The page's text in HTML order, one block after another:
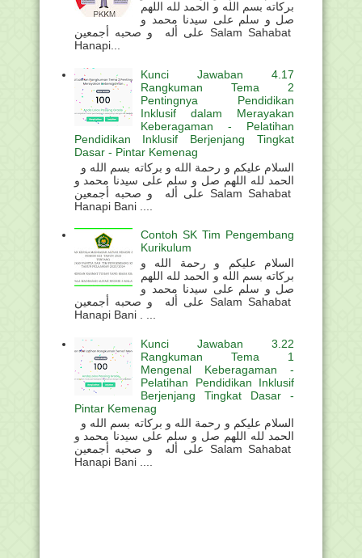
بركاته بسم الله و الحمد لله اللهم
صل و سلم على سيدنا محمد و
على أله و صحبه أجمعين Salam Sahabat
Hanapi...
Kunci Jawaban 4.17
Rangkuman Tema 2
Pentingnya Pendidikan
Inklusif dalam Merayakan
Keberagaman - Pelatihan
Pendidikan Inklusif Berjenjang Tingkat
Dasar - Pintar Kemenag
الحمد لله اللهم صل و سلم على سيدنا محمد و
على أله و صحبه أجمعين Salam Sahabat
Hanapi Bani ....
Contoh SK Tim Pengembang
Kurikulum
السلام عليكم و رحمة الله و
بركاته بسم الله و الحمد لله اللهم
صل و سلم على سيدنا محمد و
على أله و صحبه أجمعين Salam Sahabat
Hanapi Bani . ...
Kunci Jawaban 3.22
Rangkuman Tema 1
Mengenal Keberagaman -
Pelatihan Pendidikan Inklusif
Berjenjang Tingkat Dasar -
Pintar Kemenag
الحمد لله اللهم صل و سلم على سيدنا محمد و
على أله و صحبه أجمعين Salam Sahabat
Hanapi Bani ....